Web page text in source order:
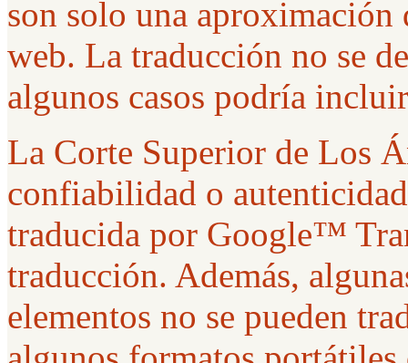
son solo una
web. La traducción no se
algunos casos podría
La Corte Superior de Los
confiabilidad o
traducida por Google™
traducción. Además,
elementos no se pueden